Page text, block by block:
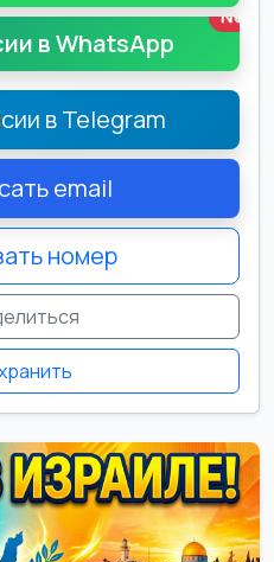
в WhatsApp
New
в Telegram
email
номер